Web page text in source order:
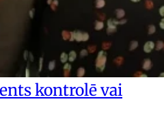
kontrolē vai